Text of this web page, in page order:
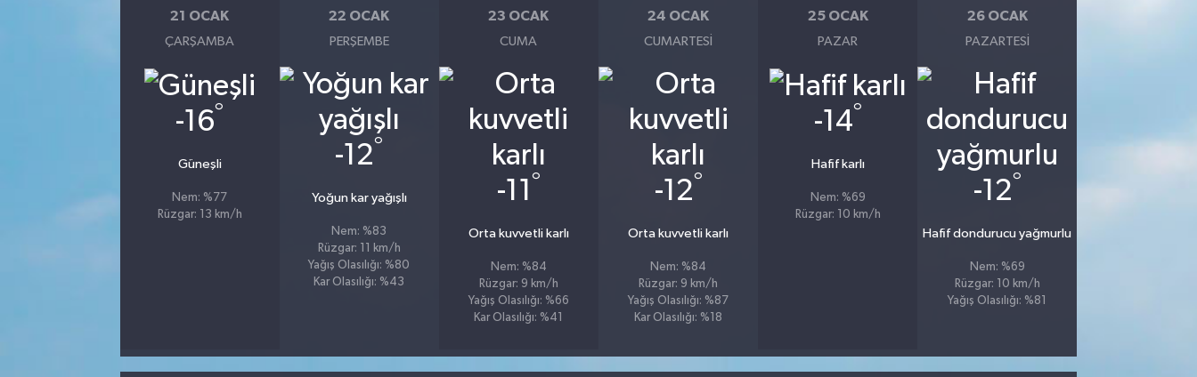
21 OCAK
ÇARŞAMBA
-16°
Güneşli
Nem: %77
Rüzgar: 13 km/h
22 OCAK
PERŞEMBE
-12°
Yoğun kar yağışlı
Nem: %83
Rüzgar: 11 km/h
Yağış Olasılığı: %80
Kar Olasılığı: %43
23 OCAK
CUMA
-11 °
Orta kuvvetli karlı
Nem: %84
Rüzgar: 9 km/h
Yağış Olasılığı: %66
Kar Olasılığı: %41
24 OCAK
CUMARTESI
-12°
Orta kuvvetli karlı
Nem: %84
Rüzgar: 9 km/h
Yağış Olasılığı: %87
Kar Olasılığı: %18
25 OCAK
PAZAR
-14°
Hafif karlı
Nem: %69
Rüzgar: 10 km/h
26 OCAK
PAZARTESI
-12°
Hafif dondurucu yağmurlu
Nem: %69
Rüzgar: 10 km/h
Yağış Olasılığı: %81